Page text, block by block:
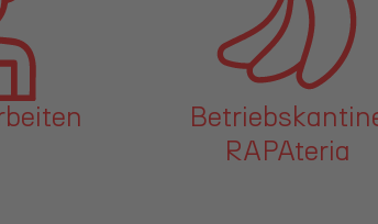
Flexible